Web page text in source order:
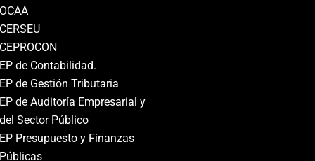
OCAA
CERSEU
CEPROCON
EP de Contabilidad.
EP de Gestión Tributaria
EP de Auditoría Empresarial y
del Sector Público
EP Presupuesto y Finanzas
Públicas